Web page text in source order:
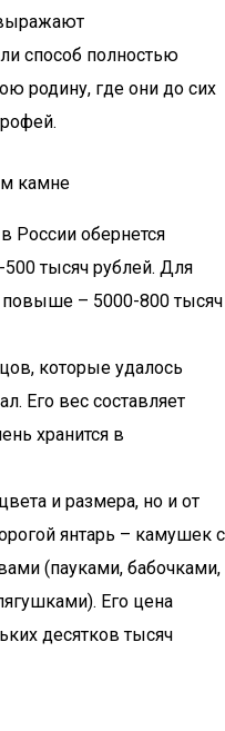
способ полностью
родину, где они до сих
камне
России обернется
тысяч рублей. Для
– 5000-800 тысяч
которые удалось
Его вес составляет
хранится в
и размера, но и от
янтарь – камушек с
(пауками, бабочками,
Его цена
десятков тысяч